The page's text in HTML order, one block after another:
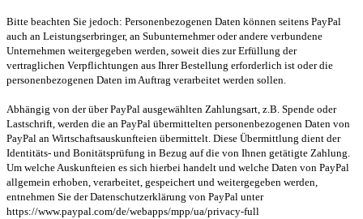
Bitte beachten Sie jedoch: Personenbezogenen Daten können seitens PayPal
auch an Leistungserbringer, an Subunternehmer oder andere verbundene
Unternehmen weitergegeben werden, soweit dies zur Erfüllung der
vertraglichen Verpflichtungen aus Ihrer Bestellung erforderlich ist oder die
personenbezogenen Daten im Auftrag verarbeitet werden sollen.
Abhängig von der über PayPal ausgewählten Zahlungsart, z.B. Spende oder
Lastschrift, werden die an PayPal übermittelten personenbezogenen Daten von
PayPal an Wirtschaftsauskunfteien übermittelt. Diese Übermittlung dient der
Identitäts- und Bonitätsprüfung in Bezug auf die von Ihnen getätigte Zahlung.
Um welche Auskunfteien es sich hierbei handelt und welche Daten von PayPal
allgemein erhoben, verarbeitet, gespeichert und weitergegeben werden,
entnehmen Sie der Datenschutzerklärung von PayPal unter
https://www.paypal.com/de/webapps/mpp/ua/privacy-full